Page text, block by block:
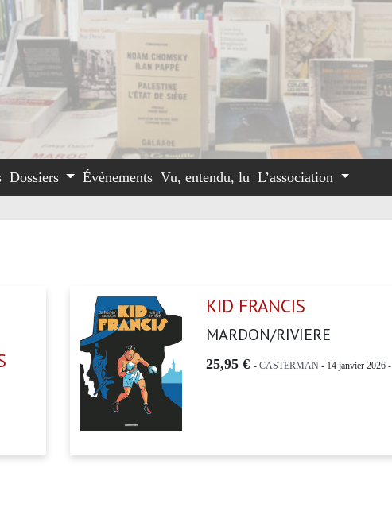
Dossiers Évènements Vu, entendu, lu L’association
KID FRANCIS
MARDON/RIVIERE
25,95 € - CASTERMAN- 14 janvier 2026 -